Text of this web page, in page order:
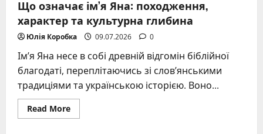
Що означає ім’я Яна: походження,
характер та культурна глибина
Юлія Коробка 09.07.2026 0
Ім’я Яна несе в собі древній відгомін біблійної
благодаті, переплітаючись зі слов’янськими
традиціями та українською історією. Воно...
Read MoreRead
more